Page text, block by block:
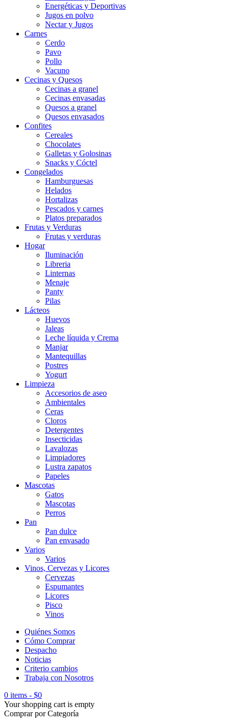
Energéticas y Deportivas
Jugos en polvo
Nectar y Jugos
Carnes
Cerdo
Pavo
Pollo
Vacuno
Cecinas y Quesos
Cecinas a granel
Cecinas envasadas
Quesos a granel
Quesos envasados
Confites
Cereales
Chocolates
Galletas y Golosinas
Snacks y Cóctel
Congelados
Hamburguesas
Helados
Hortalizas
Pescados y carnes
Platos preparados
Frutas y Verduras
Frutas y verduras
Hogar
Iluminación
Libreria
Linternas
Menaje
Panty
Pilas
Lácteos
Huevos
Jaleas
Leche líquida y Crema
Manjar
Mantequillas
Postres
Yogurt
Limpieza
Accesorios de aseo
Ambientales
Ceras
Cloros
Detergentes
Insecticidas
Lavalozas
Limpiadores
Lustra zapatos
Papeles
Mascotas
Gatos
Mascotas
Perros
Pan
Pan dulce
Pan envasado
Varios
Varios
Vinos, Cervezas y Licores
Cervezas
Espumantes
Licores
Pisco
Vinos
Quiénes Somos
Cómo Comprar
Despacho
Noticias
Criterio cambios
Trabaja con Nosotros
0 items - $0
Your shopping cart is empty
Comprar por Categoría